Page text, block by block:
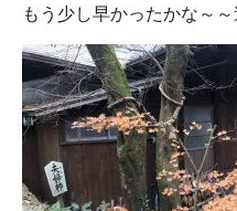
もう少し早かったかな～